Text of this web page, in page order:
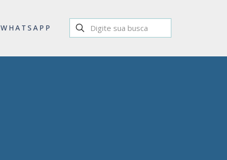
WHATSAPP